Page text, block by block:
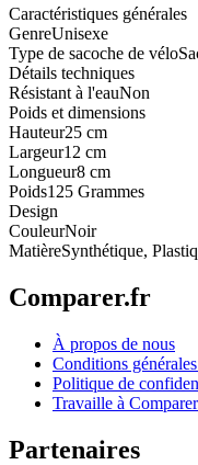
Caractéristiques générales
GenreUnisexe
Type de sacoche de vélo
Détails techniques
Résistant à l'eauNon
Poids et dimensions
Hauteur25 cm
Largeur12 cm
Longueur8 cm
Poids125 Grammes
Design
CouleurNoir
MatièreSynthétique,
Comparer.fr
À propos de nous
Conditions
Politique de
Travaille à
Partenaires